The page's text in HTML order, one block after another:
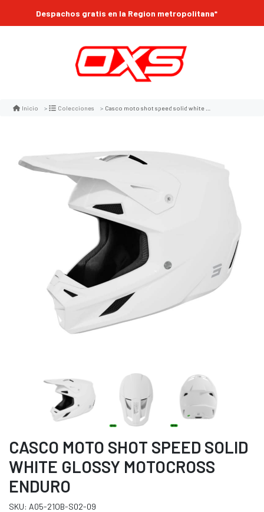
Despachos gratis en la Region metropolitana*
Inicio Colecciones Casco moto shot speed solid white glossy motocross enduro
CASCO MOTO SHOT SPEED SOLID
WHITE GLOSSY MOTOCROSS
ENDURO
SKU: A05-21OB-S02-09